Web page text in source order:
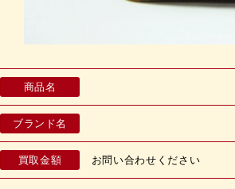
商品名
ブランド名
買取金額 お問い合わせください